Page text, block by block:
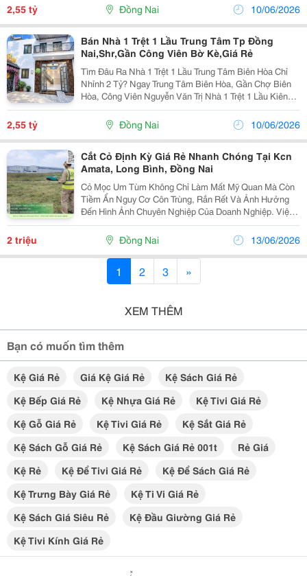
Đủ ✅ 3 Phòng Ngủ (1 Dưới, 2 Trên) ✅ 2 Wc,...
2,55 tỷ Đồng Nai 10/06/2026
Bán Nhà 1 Trệt 1 Lầu Trung Tâm Tp Đồng
Nai,Shr,Gần Công Viên Bờ Kè,Giá Rẻ
Tìm Đâu Ra Nhà 1 Trệt 1 Lầu Trung Tâm Biên Hòa Chỉ
Nhỉnh 2 Tỷ? Ngay Trung Tâm Biên Hòa, Gần Chợ Biên
Hòa, Công Viên Nguyễn Văn Trị Nhà 1 Trệt 1 Lầu Kiên
Cố, Dt 51M&Sup2;, Shr Thổ Cư 100%, Hoàn Công Đầy
Đủ ✅ 3 Phòng Ngủ (1 Dưới, 2 Trên) ✅ 2 Wc,...
2,55 tỷ Đồng Nai 10/06/2026
Cắt Cỏ Định Kỳ Giá Rẻ Nhanh Chóng Tại Kcn
Amata, Long Bình, Đồng Nai
Cỏ Mọc Um Tùm Không Chỉ Làm Mất Mỹ Quan Mà Còn
Tiềm Ẩn Nguy Cơ Côn Trùng, Rắn Rết Và Ảnh Hưởng
Đến Hình Ảnh Chuyên Nghiệp Của Doanh Nghiệp. Việc
Cắt Cỏ Định Kỳ Giúp Nhà Máy, Kho Bãi Và Văn Phòng
Luôn Sạch Đẹp, An Toàn Và Tiết Kiệm Chi Phí Quản
2 triệu Đồng Nai 13/06/2026
1 2 3 »
XEM THÊM
Bạn có muốn tìm thêm
Kệ Giá Rẻ Giá Kệ Giá Rẻ
Kệ Sách Giá Rẻ
Kệ Bếp Giá Rẻ
Kệ Nhựa Giá Rẻ
Kệ Tivi Giá Rẻ
Kệ Gỗ Giá Rẻ
Kệ Tivi Giá Rẻ
Kệ Sắt Giá Rẻ
Kệ Sách Gỗ Giá Rẻ
Kệ Sách Giá Rẻ 001t
Rẻ Giá
Kệ Rẻ
Kệ Để Tivi Giá Rẻ
Kệ Để Sách Giá Rẻ
Kệ Trưng Bày Giá Rẻ
Kệ Ti Vi Giá Rẻ
Kệ Sách Giá Siêu Rẻ
Kệ Đầu Giường Giá Rẻ
Kệ Tivi Kính Giá Rẻ